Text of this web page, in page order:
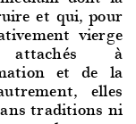
et qui, pour
vierge
à
et de la
elles
traditions ni